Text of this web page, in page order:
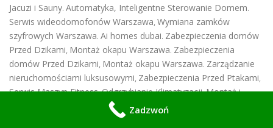
Jacuzi i Sauny. Automatyka, Inteligentne Sterowanie Domem.
Serwis wideodomofonów Warszawa, Wymiana zamków
szyfrowych Warszawa. Ai homes dubai. Zabezpieczenia domów
Przed Dzikami, Montaż okapu Warszawa. Zabezpieczenia
domów Przed Dzikami, Montaż okapu Warszawa. Zarządzanie
nieruchomościami luksusowymi, Zabezpieczenia Przed Ptakami,
Serwis Maszyn Fitness,Odgrzybianie Klimatyzacji,Montaż i
Wymiana kratek wentylacyjnych,Serwis Techniczny
Profesjonalny Komik i Stand-uper
Zadzwoń